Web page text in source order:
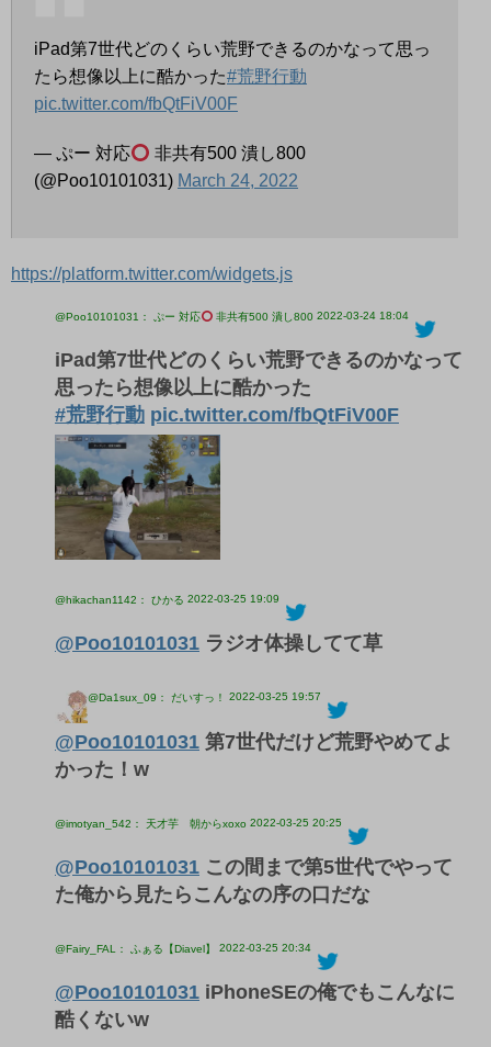
iPad第7世代どのくらい荒野できるのかなって思っ
たら想像以上に酷かった#荒野行動
pic.twitter.com/fbQtFiV00F
— ぷー 対応
非共有500 潰し800
(@Poo10101031) March 24, 2022
https://platform.twitter.com/widgets.js
@Poo10101031： ぷー 対応 非共有500 潰し800 2022-03-24 18:04
iPad第7世代どのくらい荒野できるのかなって
思ったら想像以上に酷かった
#荒野行動 pic.twitter.com/fbQtFiV00F
@hikachan1142： ひかる 2022-03-25 19:09
@Poo10101031 ラジオ体操してて草
@Da1sux_09： だいすっ！ 2022-03-25 19:57
@Poo10101031 第7世代だけど荒野やめてよ
かった！w
@imotyan_542： 天才芋 朝からxoxo 2022-03-25 20:25
@Poo10101031 この間まで第5世代でやって
た俺から見たらこんなの序の口だな
@Fairy_FAL： ふぁる【Diavel】 2022-03-25 20:34
@Poo10101031 iPhoneSEの俺でもこんなに
酷くないw